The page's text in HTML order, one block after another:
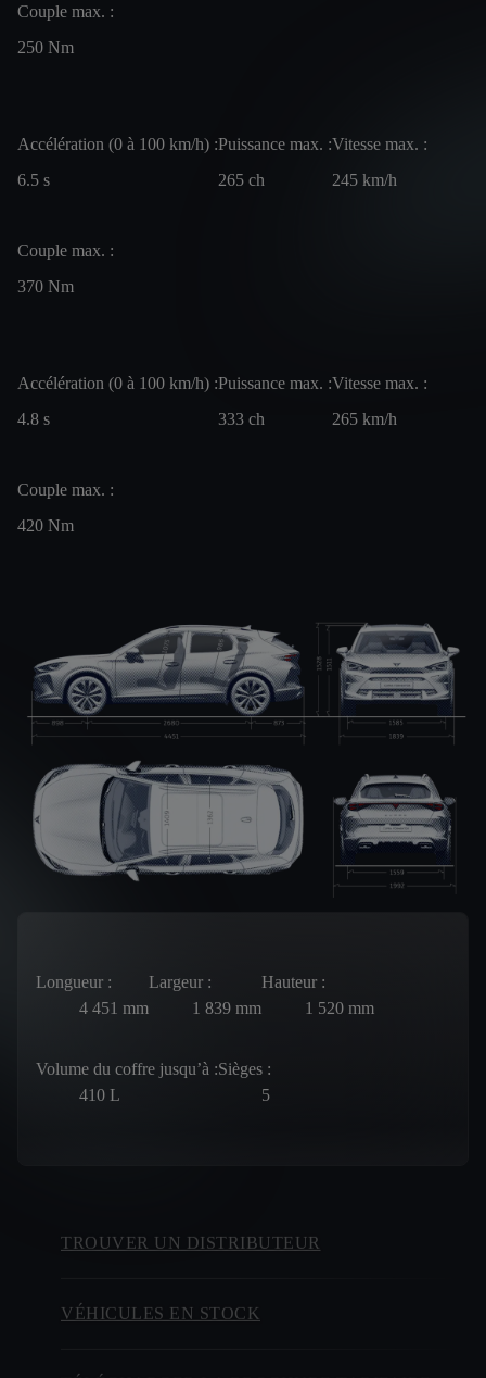
Couple max. :
250 Nm
Accélération (0 à 100 km/h) :
6.5 s
Puissance max. :
265 ch
Vitesse max. :
245 km/h
Couple max. :
370 Nm
Accélération (0 à 100 km/h) :
4.8 s
Puissance max. :
333 ch
Vitesse max. :
265 km/h
Couple max. :
420 Nm
Longueur :
4 451 mm
Largeur :
1 839 mm
Hauteur :
1 520 mm
Volume du coffre jusqu’à :
410 L
Sièges :
5
TROUVER UN DISTRIBUTEUR
VÉHICULES EN STOCK